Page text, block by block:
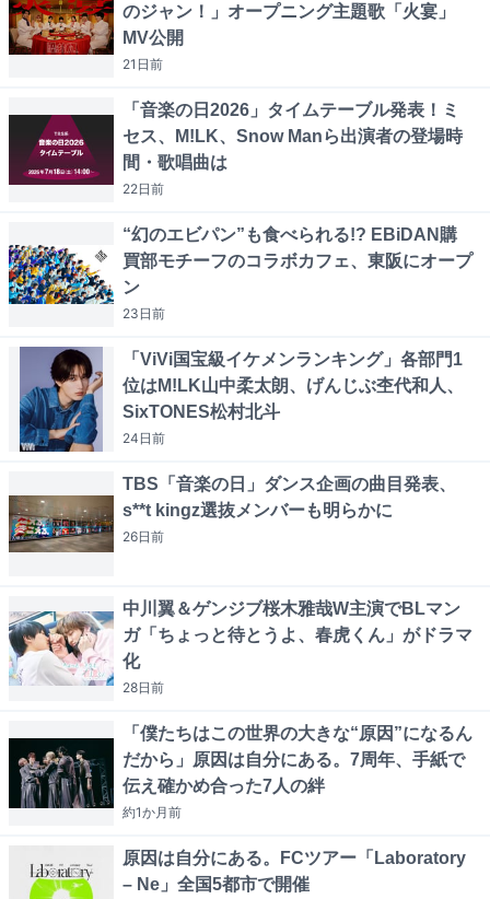
のジャン！」オープニング主題歌「火宴」
MV公開
21日前
「音楽の日2026」タイムテーブル発表！ミ
セス、M!LK、Snow Manら出演者の登場時
間・歌唱曲は
22日前
“幻のエビパン”も食べられる!? EBiDAN購
買部モチーフのコラボカフェ、東阪にオープ
ン
23日前
「ViVi国宝級イケメンランキング」各部門1
位はM!LK山中柔太朗、げんじぶ杢代和人、
SixTONES松村北斗
24日前
TBS「音楽の日」ダンス企画の曲目発表、
s**t kingz選抜メンバーも明らかに
26日前
中川翼＆ゲンジブ桜木雅哉W主演でBLマン
ガ「ちょっと待とうよ、春虎くん」がドラマ
化
28日前
「僕たちはこの世界の大きな“原因”になるん
だから」原因は自分にある。7周年、手紙で
伝え確かめ合った7人の絆
約1か月前
原因は自分にある。FCツアー「Laboratory
– Ne」全国5都市で開催